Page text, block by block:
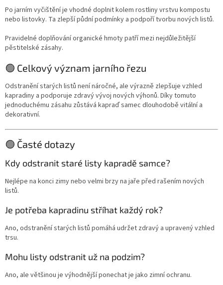
Po jarním vyčištění je vhodné doplnit kolem rostliny vrstvu kompostu
nebo listovky. Ta zlepší půdní podmínky a podpoří tvorbu nových listů.
Pravidelné doplňování organické hmoty patří mezi nejdůležitější
pěstitelské zásahy.
🟢 Celkový význam jarního řezu
Odstranění starých listů není náročné, ale výrazně zlepšuje vzhled
kapradiny a podporuje zdravý vývoj nových výhonů. Díky tomuto
jednoduchému zásahu zůstává kapraď samec dlouhodobě vitální a
dekorativní.
🟢 Časté dotazy
Kdy odstranit staré listy kapradě samce?
Nejlépe na konci zimy nebo velmi brzy na jaře před rašením nových
listů.
Je potřeba kapradinu stříhat každý rok?
Ano, odstranění starých listů pomáhá udržet zdravý a upravený vzhled
trsu.
Mohu listy odstranit už na podzim?
Ano, ale většinou je výhodnější ponechat je jako zimní ochranu.